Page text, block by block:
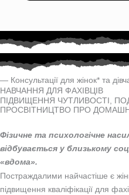
— Консультації для жінок* та
НАВЧАННЯ ДЛЯ ФАХІВЦІВ
ПІДВИЩЕННЯ ЧУТЛИВОСТІ,
ПРОСВІТНИЦТВО ПРО
Фізичне та психологічне
відбувається у близькому
«вдома».
Постраждалими найчастіше є
підвищення кваліфікації для